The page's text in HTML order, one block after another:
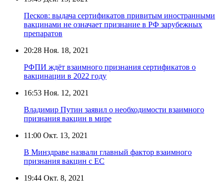
Песков: выдача сертификатов привитым иностранными
вакцинами не означает признание в РФ зарубежных
препаратов
20:28 Ноя. 18, 2021
РФПИ ждёт взаимного признания сертификатов о
вакцинации в 2022 году
16:53 Ноя. 12, 2021
Владимир Путин заявил о необходимости взаимного
признания вакцин в мире
11:00 Окт. 13, 2021
В Минздраве назвали главный фактор взаимного
признания вакцин с ЕС
19:44 Окт. 8, 2021